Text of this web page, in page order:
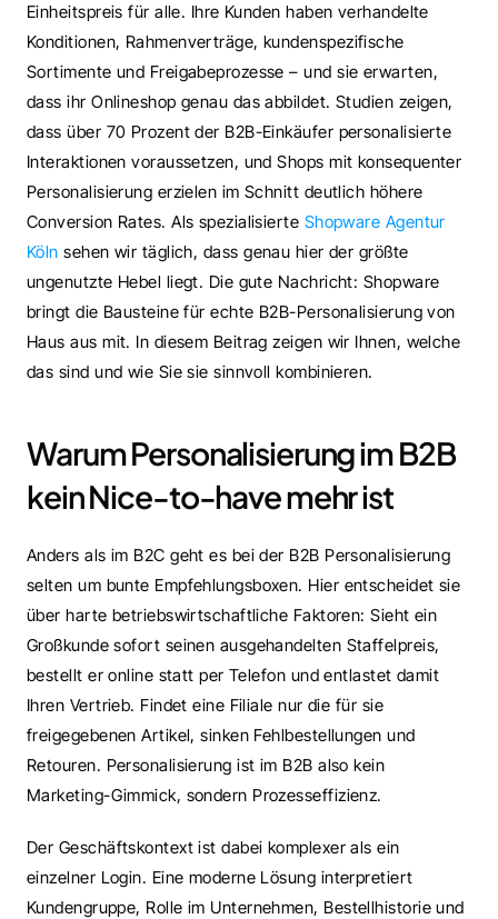
Einheitspreis für alle. Ihre Kunden haben verhandelte
Konditionen, Rahmenverträge, kundenspezifische
Sortimente und Freigabeprozesse – und sie erwarten,
dass ihr Onlineshop genau das abbildet. Studien zeigen,
dass über 70 Prozent der B2B-Einkäufer personalisierte
Interaktionen voraussetzen, und Shops mit konsequenter
Personalisierung erzielen im Schnitt deutlich höhere
Conversion Rates. Als spezialisierte Shopware Agentur
Köln sehen wir täglich, dass genau hier der größte
ungenutzte Hebel liegt. Die gute Nachricht: Shopware
bringt die Bausteine für echte B2B-Personalisierung von
Haus aus mit. In diesem Beitrag zeigen wir Ihnen, welche
das sind und wie Sie sie sinnvoll kombinieren.
Warum Personalisierung im B2B
kein Nice-to-have mehr ist
Anders als im B2C geht es bei der B2B Personalisierung
selten um bunte Empfehlungsboxen. Hier entscheidet sie
über harte betriebswirtschaftliche Faktoren: Sieht ein
Großkunde sofort seinen ausgehandelten Staffelpreis,
bestellt er online statt per Telefon und entlastet damit
Ihren Vertrieb. Findet eine Filiale nur die für sie
freigegebenen Artikel, sinken Fehlbestellungen und
Retouren. Personalisierung ist im B2B also kein
Marketing-Gimmick, sondern Prozesseffizienz.
Der Geschäftskontext ist dabei komplexer als ein
einzelner Login. Eine moderne Lösung interpretiert
Kundengruppe, Rolle im Unternehmen, Bestellhistorie und